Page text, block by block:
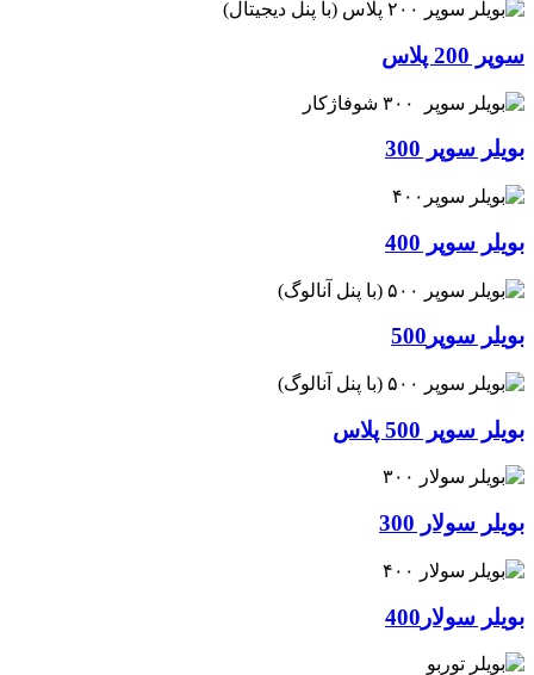
سوپر 200 پلاس
بویلر سوپر 300
بویلر سوپر 400
بویلر سوپر500
بویلر سوپر 500 پلاس
بویلر سولار 300
بویلر سولار400